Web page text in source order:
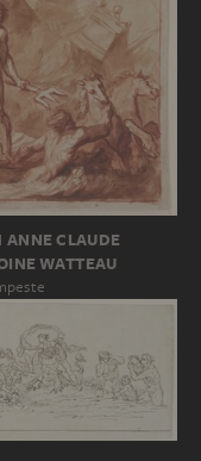
CLAUDE
WATTEAU